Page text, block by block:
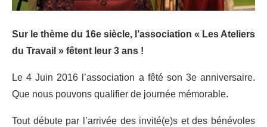
Sur le thème du 16e siècle, l’association « Les Ateliers
du Travail » fêtent leur 3 ans !
Le 4 Juin 2016 l’association a fêté son 3e anniversaire.
Que nous pouvons qualifier de journée mémorable.
Tout débute par l’arrivée des invité(e)s et des bénévoles